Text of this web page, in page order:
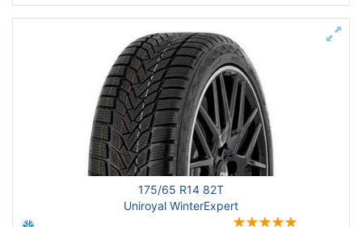
175/65 R14 82T
Uniroyal WinterExpert